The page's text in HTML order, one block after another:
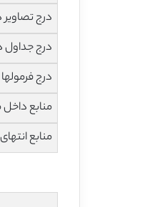
درج تصاویر
درج جداول
درج
منابع
منابع